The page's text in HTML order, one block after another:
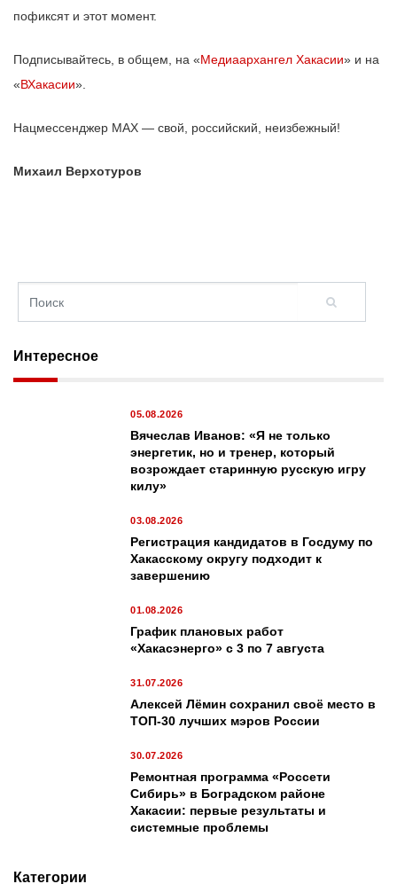
пофиксят и этот момент.
Подписывайтесь, в общем, на «Медиаархангел Хакасии» и на
«ВХакасии».
Нацмессенджер МАХ — свой, российский, неизбежный!
Михаил Верхотуров
Интересное
05.08.2026
Вячеслав Иванов: «Я не только
энергетик, но и тренер, который
возрождает старинную русскую игру
килу»
03.08.2026
Регистрация кандидатов в Госдуму по
Хакасскому округу подходит к
завершению
01.08.2026
График плановых работ
«Хакасэнерго» с 3 по 7 августа
31.07.2026
Алексей Лёмин сохранил своё место в
ТОП-30 лучших мэров России
30.07.2026
Ремонтная программа «Россети
Сибирь» в Боградском районе
Хакасии: первые результаты и
системные проблемы
Категории